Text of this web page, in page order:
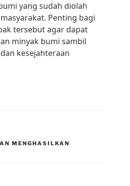
yang sudah diolah
Penting bagi
tersebut agar dapat
minyak bumi sambil
kesejahteraan
MENGHASILKAN